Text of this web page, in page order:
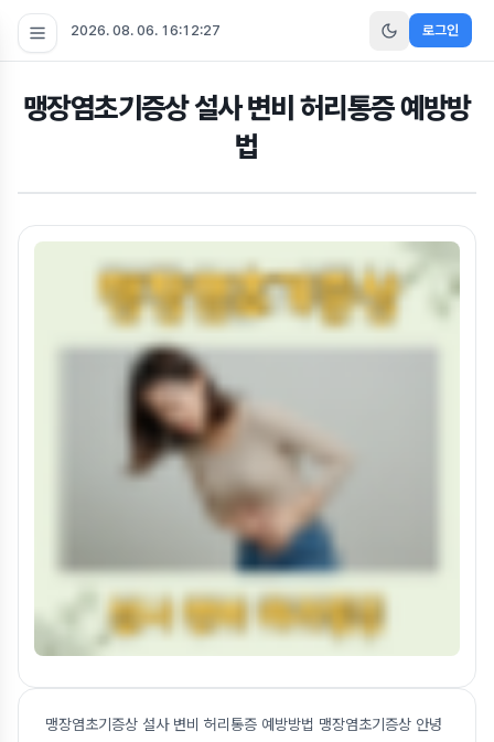
2026. 08. 06. 16:12:27 로그인
맹장염초기증상 설사 변비 허리통증 예방방
법
맹장염초기증상 설사 변비 허리통증 예방방법 맹장염초기증상 안녕